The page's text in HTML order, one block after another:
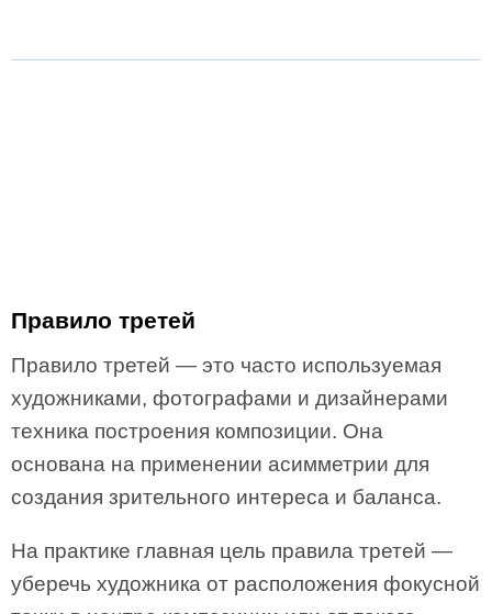
Правило третей
Правило третей — это часто используемая
художниками, фотографами и дизайнерами
техника построения композиции. Она
основана на применении асимметрии для
создания зрительного интереса и баланса.
На практике главная цель правила третей —
уберечь художника от расположения фокусной